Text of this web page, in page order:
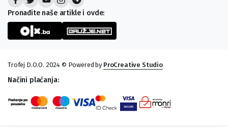
Pronađite naše artikle i ovde:
Trofej D.O.O. 2024 © Powered by ProCreative Studio
Načini plaćanja: